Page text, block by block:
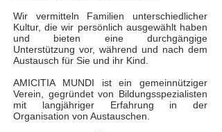
Wir vermitteln Familien unterschiedlicher
Kultur, die wir persönlich ausgewählt haben
und bieten eine durchgängige
Unterstützung vor, während und nach dem
Austausch für Sie und ihr Kind.
AMICITIA MUNDI ist ein gemeinnütziger
Verein, gegründet von Bildungsspezialisten
mit langjähriger Erfahrung in der
Organisation von Austauschen.